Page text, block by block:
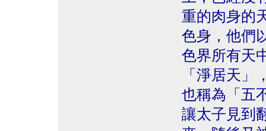
重的肉身的
色身，他們
色界所有天
「淨居天
也稱為「五
讓太子見到